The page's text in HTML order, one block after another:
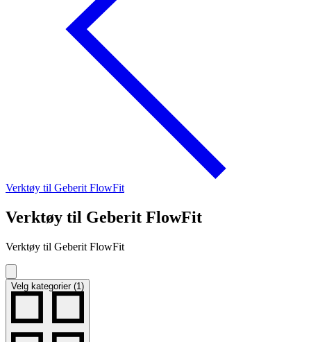
Verktøy til Geberit FlowFit
Verktøy til Geberit FlowFit
Verktøy til Geberit FlowFit
Velg kategorier (1)